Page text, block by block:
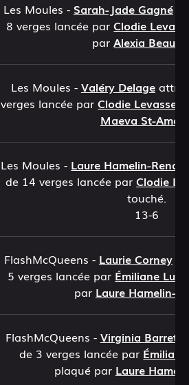
Les Moules - Sarah-Jade Gagné
8 verges lancée parClodie
parAlexia
Les Moules - Valéry Delage
verges lancée parClodie Levasseur
Maeva St-
Les Moules - Laure Hamelin-
de 14 verges lancée par Clodie
touché.
13-6
FlashMcQueens - Laurie Corney
5 verges lancée par Émiliane
par Laure Hamelin-
FlashMcQueens - Virginia Barrette
de 3 verges lancée par
plaqué par Laure